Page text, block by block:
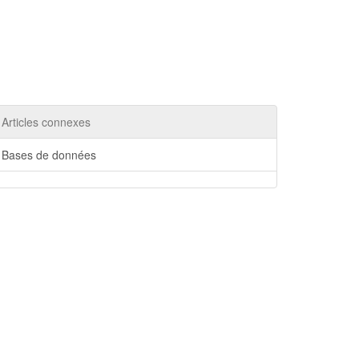
Articles connexes
Bases de données